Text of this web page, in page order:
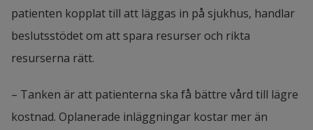
patienten kopplat till att läggas in på sjukhus, handlar
beslutsstödet om att spara resurser och rikta
resurserna rätt.
– Tanken är att patienterna ska få bättre vård till lägre
kostnad. Oplanerade inläggningar kostar mer än